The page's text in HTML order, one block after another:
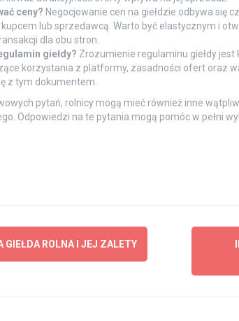
ceny? Negocjowanie cen na giełdzie odbywa się
lub sprzedawcą. Warto być elastycznym i
dla obu stron.
giełdy? Zrozumienie regulaminu giełdy
korzystania z platformy, zasadności ofert oraz
z tym dokumentem.
pytań, rolnicy mogą mieć również inne
Odpowiedzi na te pytania mogą pomóc w pełni
GIEŁDA ROLNA I JEJ ZALETY